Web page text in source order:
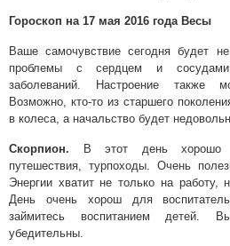
Гороскоп на 17 мая 2016 года Весы
Ваше самочувствие сегодня будет
проблемы с сердцем и сосудами,
заболеваний. Настроение также
Возможно, кто-то из старшего
в колеса, а начальство будет
Скорпион.
В этот день хорошо
путешествия, турпоходы. Очень
Энергии хватит не только на работу,
День очень хорош для
займитесь воспитанием детей.
убедительны.